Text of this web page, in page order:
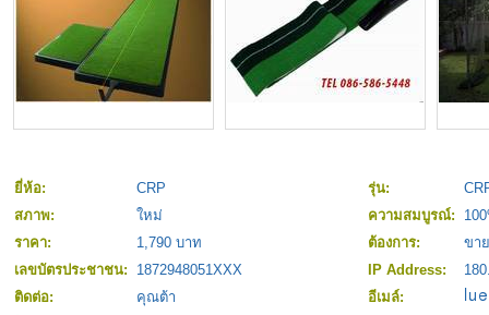
ยี่ห้อ: CRP รุ่น:
สภาพ:
ใหม่ ความสมบูรณ์:
ราคา:
1,790 บาท ต้องการ:
ขาย
เลขบัตรประชาชน:
1872948051XXX IP Address:
ติดต่อ:
คุณต้า
อีเมล์: